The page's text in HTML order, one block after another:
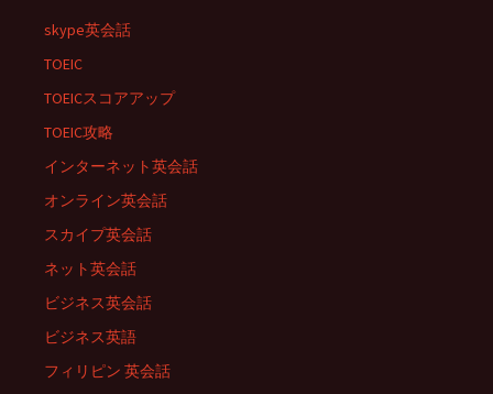
skype英会話
TOEIC
TOEICスコアアップ
TOEIC攻略
インターネット英会話
オンライン英会話
スカイプ英会話
ネット英会話
ビジネス英会話
ビジネス英語
フィリピン 英会話